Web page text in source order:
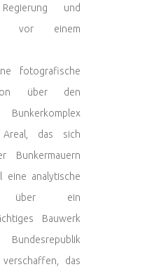
und
vor einem
fotografische
über den
das sich
Bunkermauern
eine analytische
über ein
Bauwerk
verschaffen, das